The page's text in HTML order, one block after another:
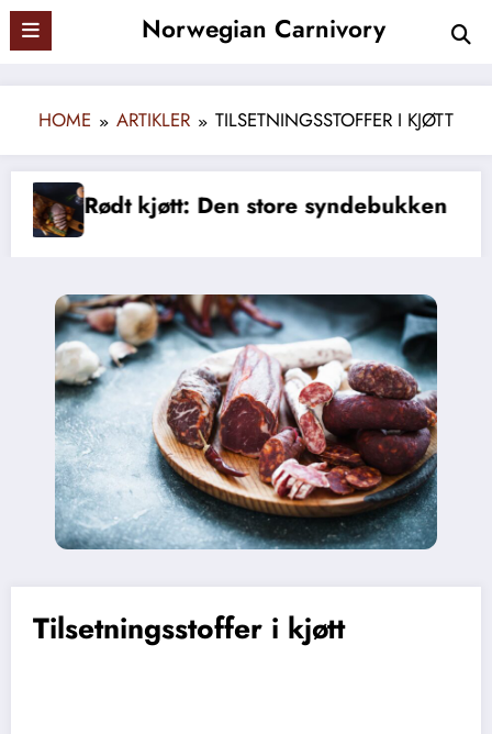
Skip
to
content
Norwegian Carnivory
HOME ARTIKLER TILSETNINGSSTOFFER I KJØTT
Den store syndebukken Myten om
Tilsetningsstoffer i kjøtt